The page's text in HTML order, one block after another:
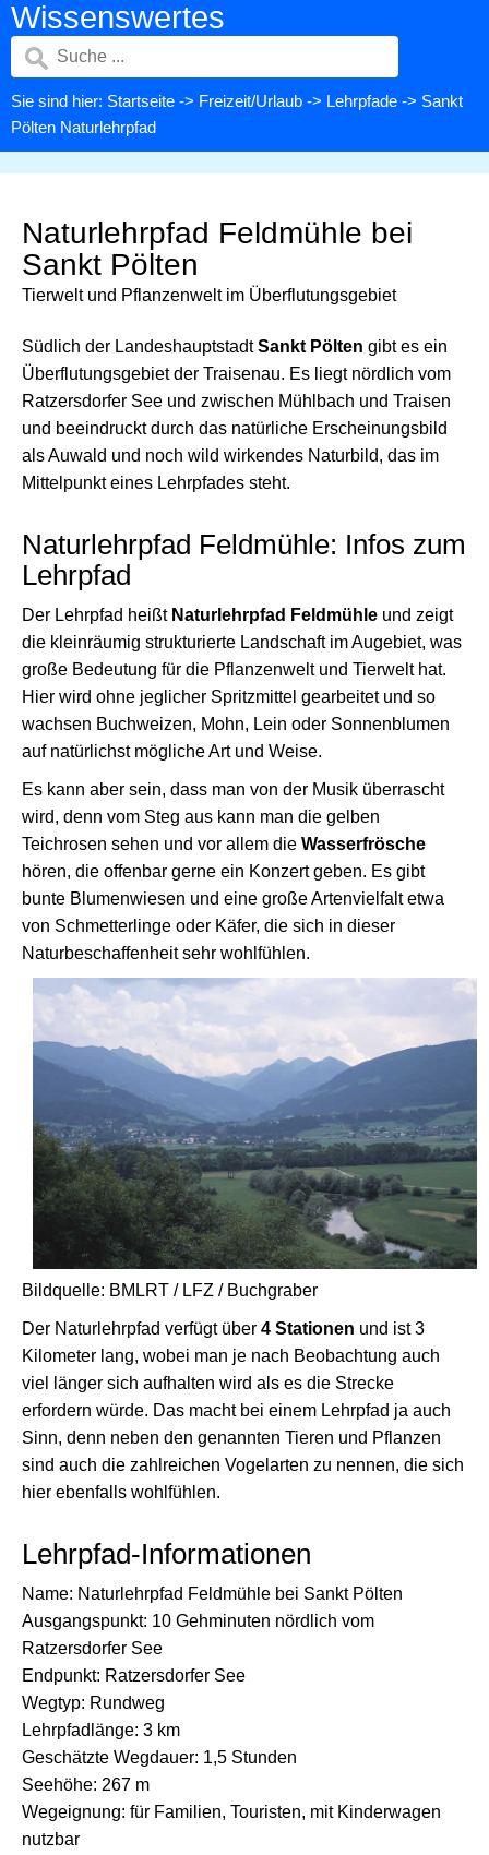
Wissenswertes
Sie sind hier: Startseite -> Freizeit/Urlaub -> Lehrpfade -> Sankt
Pölten Naturlehrpfad
Naturlehrpfad Feldmühle bei
Sankt Pölten
Tierwelt und Pflanzenwelt im Überflutungsgebiet
Südlich der LandeshauptstadtSankt Pölten gibt es ein
Überflutungsgebiet der Traisenau. Es liegt nördlich vom
Ratzersdorfer See und zwischen Mühlbach und Traisen
und beeindruckt durch das natürliche Erscheinungsbild
als Auwald und noch wild wirkendes Naturbild, das im
Mittelpunkt eines Lehrpfades steht.
Naturlehrpfad Feldmühle: Infos zum
Lehrpfad
Der Lehrpfad heißt Naturlehrpfad Feldmühle und zeigt
die kleinräumig strukturierte Landschaft im Augebiet, was
große Bedeutung für die Pflanzenwelt und Tierwelt hat.
Hier wird ohne jeglicher Spritzmittel gearbeitet und so
wachsen Buchweizen, Mohn, Lein oder Sonnenblumen
auf natürlichst mögliche Art und Weise.
Es kann aber sein, dass man von der Musik überrascht
wird, denn vom Steg aus kann man die gelben
Teichrosen sehen und vor allem die Wasserfrösche
hören, die offenbar gerne ein Konzert geben. Es gibt
bunte Blumenwiesen und eine große Artenvielfalt etwa
von Schmetterlinge oder Käfer, die sich in dieser
Naturbeschaffenheit sehr wohlfühlen.
Bildquelle: BMLRT / LFZ / Buchgraber
Der Naturlehrpfad verfügt über 4 Stationen und ist 3
Kilometer lang, wobei man je nach Beobachtung auch
viel länger sich aufhalten wird als es die Strecke
erfordern würde. Das macht bei einem Lehrpfad ja auch
Sinn, denn neben den genannten Tieren und Pflanzen
sind auch die zahlreichen Vogelarten zu nennen, die sich
hier ebenfalls wohlfühlen.
Lehrpfad-Informationen
Name: Naturlehrpfad Feldmühle bei Sankt Pölten
Ausgangspunkt: 10 Gehminuten nördlich vom
Ratzersdorfer See
Endpunkt: Ratzersdorfer See
Wegtyp: Rundweg
Lehrpfadlänge: 3 km
Geschätzte Wegdauer: 1,5 Stunden
Seehöhe: 267 m
Wegeignung: für Familien, Touristen, mit Kinderwagen
nutzbar